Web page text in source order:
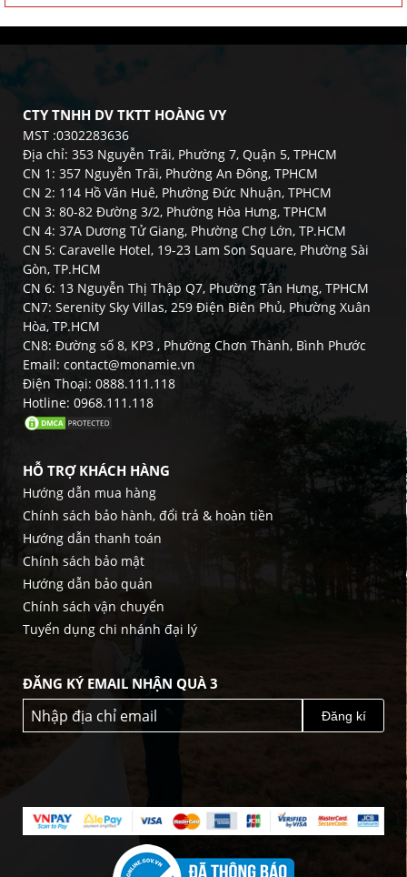
CTY TNHH DV TKTT HOÀNG VY
MST :0302283636
Địa chỉ: 353 Nguyễn Trãi, Phường 7, Quận 5, TPHCM
CN 1: 357 Nguyễn Trãi, Phường An Đông, TPHCM
CN 2: 114 Hồ Văn Huê, Phường Đức Nhuận, TPHCM
CN 3: 80-82 Đường 3/2, Phường Hòa Hưng, TPHCM
CN 4: 37A Dương Tử Giang, Phường Chợ Lớn, TP.HCM
CN 5: Caravelle Hotel, 19-23 Lam Son Square, Phường Sài
Gòn, TP.HCM
CN 6: 13 Nguyễn Thị Thập Q7, Phường Tân Hưng, TPHCM
CN7: Serenity Sky Villas, 259 Điện Biên Phủ, Phường Xuân
Hòa, TP.HCM
CN8: Đường số 8, KP3 , Phường Chơn Thành, Bình Phước
Email: contact@monamie.vn
Điện Thoại: 0888.111.118
Hotline: 0968.111.118
HỖ TRỢ KHÁCH HÀNG
Hướng dẫn mua hàng
Chính sách bảo hành, đổi trả & hoàn tiền
Hướng dẫn thanh toán
Chính sách bảo mật
Hướng dẫn bảo quản
Chính sách vận chuyển
Tuyển dụng chi nhánh đại lý
ĐĂNG KÝ EMAIL NHẬN QUÀ 3
Đăng kí